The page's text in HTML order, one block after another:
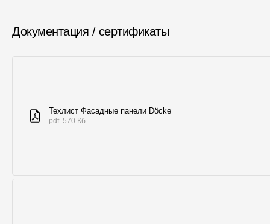
Документация / сертификаты
Техлист Фасадные панели Döcke
pdf. 570 Кб